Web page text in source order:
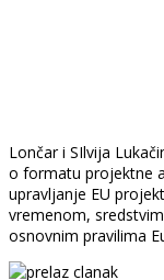
Lončar i SIlvija
o formatu projektne
upravljanje EU
vremenom,
osnovnim pravilima